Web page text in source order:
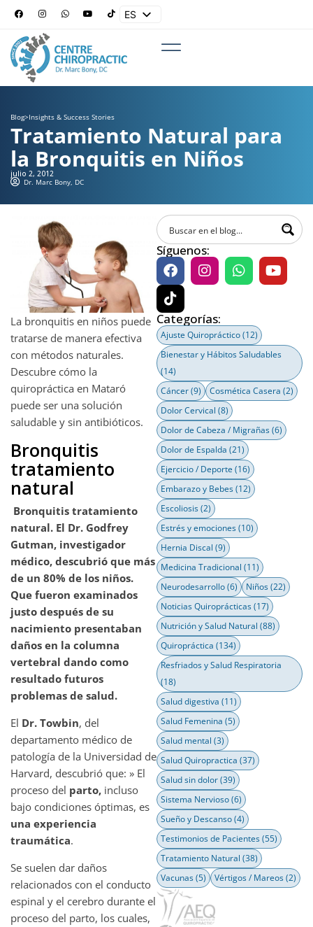
ES
Blog>Insights & Success Stories
Tratamiento Natural para
la Bronquitis en Niños
julio 2, 2012
Dr. Marc Bony, DC
La bronquitis en niños puede
tratarse de manera efectiva
con métodos naturales.
Descubre cómo la
quiropráctica en Mataró
puede ser una solución
saludable y sin antibióticos.
Bronquitis
tratamiento
natural
Bronquitis tratamiento
natural. El Dr. Godfrey
Gutman, investigador
médico, descubrió que más
de un 80% de los niños.
Que fueron examinados
justo después de su
nacimiento presentaban
daños en la columna
vertebral dando como
resultado futuros
problemas de salud.
El Dr. Towbin, del
departamento médico de
patología de la Universidad de
Harvard, descubrió que: » El
proceso del parto, incluso
bajo condiciones óptimas, es
una experiencia
traumática.
Se suelen dar daños
relacionados con el conducto
espinal y el cerebro durante el
proceso del parto, los cuales,
Síguenos:
Categorías:
Ajuste Quiropráctico(12)
Bienestar y Hábitos Saludables
(14)
Cáncer(9) Cosmética Casera (2)
Dolor Cervical (8)
Dolor de Cabeza / Migrañas(6)
Dolor de Espalda (21)
Ejercicio / Deporte (16)
Embarazo y Bebes(12)
Escoliosis(2)
Estrés y emociones(10)
Hernia Discal (9)
Medicina Tradicional (11)
Neurodesarrollo(6) Niños(22)
Noticias Quiroprácticas(17)
Nutrición y Salud Natural (88)
Quiropráctica (134)
Resfriados y Salud Respiratoria
(18)
Salud digestiva (11)
Salud Femenina (5)
Salud mental (3)
Salud Quiropractica (37)
Salud sin dolor(39)
Sistema Nervioso(6)
Sueño y Descanso(4)
Testimonios de Pacientes(55)
Tratamiento Natural (38)
Vacunas(5) Vértigos / Mareos(2)